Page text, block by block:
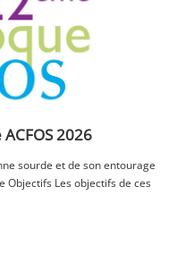
2026
sourde et de son entourage
Objectifs Les objectifs de ces